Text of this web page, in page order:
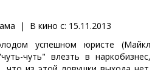
| В кино с: 15.11.2013
успешном юристе (Майкл
чуть" влезть в наркобизнес,